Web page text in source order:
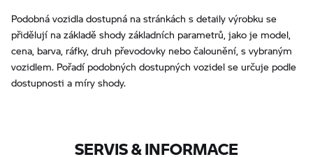
Podobná vozidla dostupná na stránkách s detaily výrobku se
přidělují na základě shody základních parametrů, jako je model,
cena, barva, ráfky, druh převodovky nebo čalounění, s vybraným
vozidlem. Pořadí podobných dostupných vozidel se určuje podle
dostupnosti a míry shody.
SERVIS & INFORMACE